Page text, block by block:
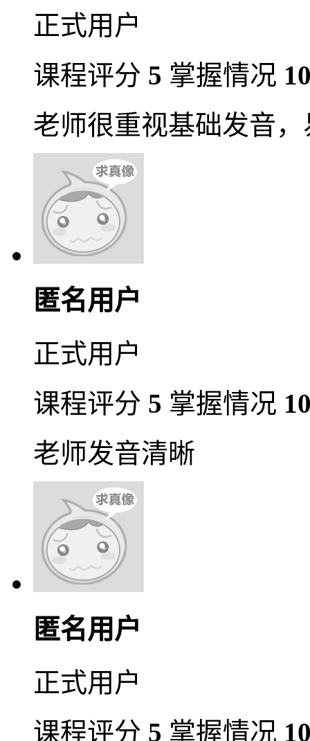
正式用户
课程评分 5 掌握情况
老师很重视基础发音
匿名用户
正式用户
课程评分 5 掌握情况
老师发音清晰
匿名用户
正式用户
课程评分 5 掌握情况